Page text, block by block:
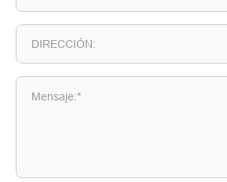
DIRECCIÓN:
Mensaje:*